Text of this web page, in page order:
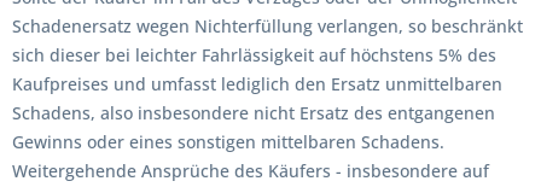
Schadenersatz wegen Nichterfüllung verlangen, so beschränkt
sich dieser bei leichter Fahrlässigkeit auf höchstens 5% des
Kaufpreises und umfasst lediglich den Ersatz unmittelbaren
Schadens, also insbesondere nicht Ersatz des entgangenen
Gewinns oder eines sonstigen mittelbaren Schadens.
Weitergehende Ansprüche des Käufers - insbesondere auf